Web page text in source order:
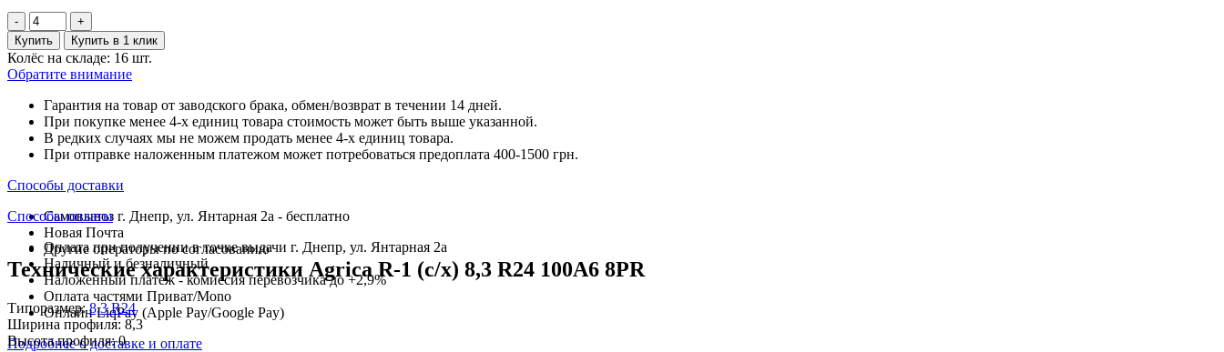
-
+
Купить
Купить в 1 клик
Колёс на складе: 16 шт.
Обратите внимание
Гарантия на товар от заводского брака, обмен/возврат в течении 14 дней.
При покупке менее 4-х единиц товара стоимость может быть выше указанной.
В редких случаях мы не можем продать менее 4-х единиц товара.
При отправке наложенным платежом может потребоваться предоплата 400-1500 грн.
Способы доставки
Самовывоз г. Днепр, ул. Янтарная 2а - бесплатно
Новая Почта
Другие операторы по согласованию
Способы оплаты
Оплата при получении в точке выдачи г. Днепр, ул. Янтарная 2а
Наличный и безналичный
Наложенный платеж - комиссия перевозчика до +2,9%
Оплата частями Приват/Mono
Онлайн LiqPay (Apple Pay/Google Pay)
Подробнее о доставке и оплате
Технические характеристики Agrica R-1 (с/х) 8,3 R24 100A6 8PR
Типоразмер:8,3 R24
Ширина профиля: 8,3
Высота профиля:0